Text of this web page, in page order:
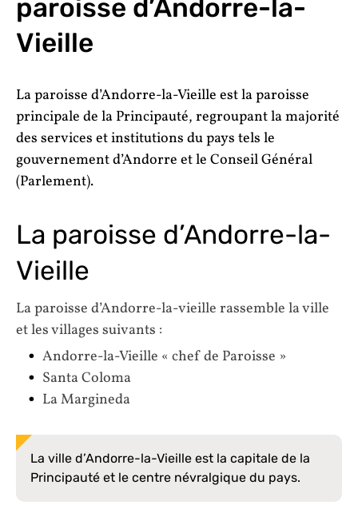
paroisse d’Andorre-la-
Vieille
La paroisse d’Andorre-la-Vieille est la paroisse
principale de la Principauté, regroupant la majorité
des services et institutions du pays tels le
gouvernement d’Andorre et le Conseil Général
(Parlement).
La paroisse d’Andorre-la-
Vieille
La paroisse d’Andorre-la-vieille rassemble la ville
et les villages suivants :
Andorre-la-Vieille « chef de Paroisse »
Santa Coloma
La Margineda
La ville d’Andorre-la-Vieille est la capitale de la
Principauté et le centre névralgique du pays.